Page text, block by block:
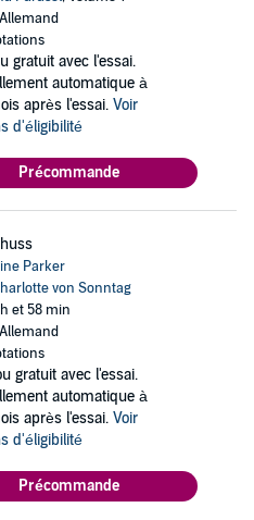
gratuit avec l'essai.
automatique à
après l'essai. Voir
d'éligibilité
Précommande
Parker
von Sonntag
et 58 min
gratuit avec l'essai.
automatique à
après l'essai. Voir
d'éligibilité
Précommande